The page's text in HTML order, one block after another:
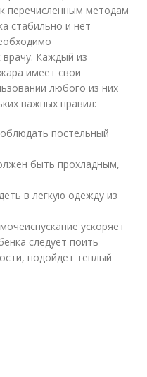
перечисленным методам
стабильно и нет
врачу. Каждый из
имеет свои
любого из них
важных правил:
постельный
быть прохладным,
в легкую одежду из
ускоряет
следует поить
подойдет теплый